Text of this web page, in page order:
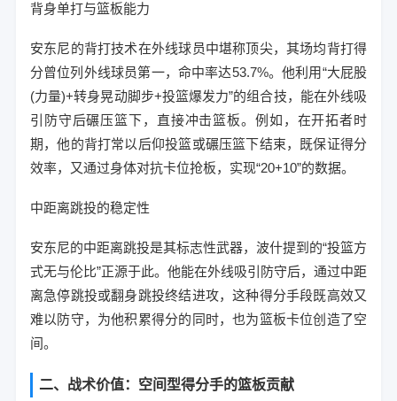
背身单打与篮板能力
安东尼的背打技术在外线球员中堪称顶尖，其场均背打得
分曾位列外线球员第一，命中率达53.7%。他利用“大屁股
(力量)+转身晃动脚步+投篮爆发力”的组合技，能在外线吸
引防守后碾压篮下，直接冲击篮板。例如，在开拓者时
期，他的背打常以后仰投篮或碾压篮下结束，既保证得分
效率，又通过身体对抗卡位抢板，实现“20+10”的数据。
中距离跳投的稳定性
安东尼的中距离跳投是其标志性武器，波什提到的“投篮方
式无与伦比”正源于此。他能在外线吸引防守后，通过中距
离急停跳投或翻身跳投终结进攻，这种得分手段既高效又
难以防守，为他积累得分的同时，也为篮板卡位创造了空
间。
二、战术价值：空间型得分手的篮板贡献